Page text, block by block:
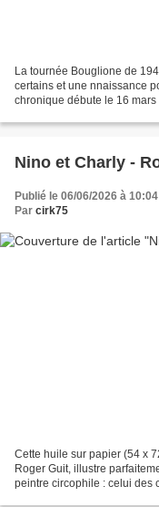
La tournée Bouglione de
certains et une nnaissance
chronique débute le 16
Nino et Charly -
Publié le 06/06/2026 à 10:04
Par cirk75
Cette huile sur papier (54 x
Roger Guit, illustre
peintre circophile : celui des